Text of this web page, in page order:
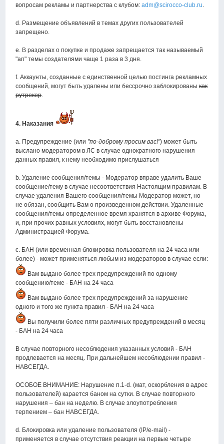
вопросам рекламы и партнерства с клубом:adm@scirocco-club.ru.
d. Размещение объявлений в темах других пользователей
запрещено.
e. В разделах о покупке и продаже запрещается так называемый
"ап" темы создателями чаще 1 раза в 3 дня.
f. Аккаунты, созданные с единственной целью постинга рекламных
сообщений, могут быть удалены или бессрочно заблокированыкак
рутрекер.
4. Наказания
а. Предупреждение (или "по-доброму просим вас!") может быть
выслано модератором в ЛС в случае однократного нарушения
данных правил, к нему необходимо прислушаться
b. Удаление сообщения/темы - Модератор вправе удалить Ваше
сообщение/тему в случае несоответствия Настоящим правилам. В
случае удаления Вашего сообщения/темы Модератор может, но
не обязан, сообщить Вам о произведенном действии. Удаленные
сообщения/темы определенное время хранятся в архиве Форума,
и, при прочих равных условиях, могут быть восстановлены
Администрацией Форума.
c. БАН (или временная блокировка пользователя на 24 часа или
более) - может применяться любым из модераторов в случае если:
Вам выдано более трех предупреждений по одному
сообщению/теме - БАН на 24 часа
Вам выдано более трех предупреждений за нарушение
одного и того же пункта правил - БАН на 24 часа
Вы получили более пяти различных предупреждений в месяц
- БАН на 24 часа
В случае повторного несоблюдения указанных условий - БАН
продлевается на месяц. При дальнейшем несоблюдении правил -
НАВСЕГДА.
ОСОБОЕ ВНИМАНИЕ: Нарушение п.1-d. (мат, оскорбления в адрес
пользователей) карается баном на сутки. В случае повторного
нарушения – бан на неделю. В случае злоупотребления
терпением – бан НАВСЕГДА.
d. Блокировка или удаление пользователя (IP/e-mail) -
применяется в случае отсутствия реакции на первые четыре